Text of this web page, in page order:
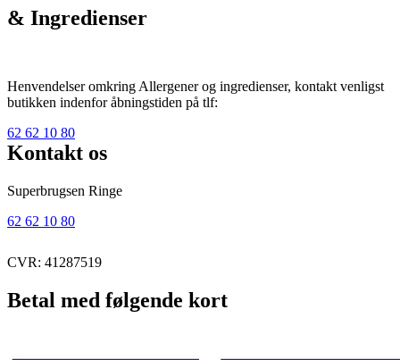
& Ingredienser
Henvendelser omkring Allergener og ingredienser, kontakt venligst
butikken indenfor åbningstiden på tlf:
62 62 10 80
Kontakt os
Superbrugsen Ringe
62 62 10 80
CVR: 41287519
Betal med følgende kort